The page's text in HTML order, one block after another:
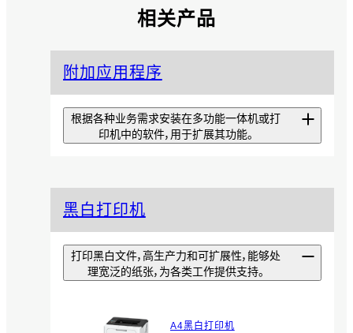
相关产品
附加应用程序
根据各种业务需求安装在多功能一体机或打
印机中的软件，用于扩展其功能。
扫描专递精简版
EzeScan Pro中仅提取基本功
能，让安装和操作更简单的应用程
序。
黑白打印机
打印黑白文件，高生产力和可扩展性，能够处
理宽泛的纸张，为各类工作提供支持。
A4黑白打印机